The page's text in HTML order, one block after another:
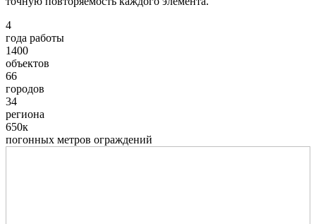
4
года работы
1400
объектов
66
городов
34
региона
650к
погонных метров ограждений